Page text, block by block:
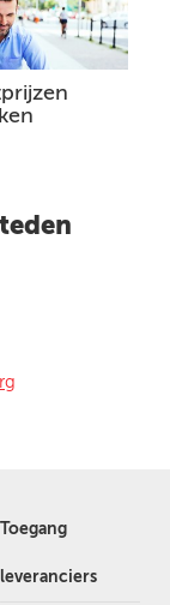
Toegang
leveranciers